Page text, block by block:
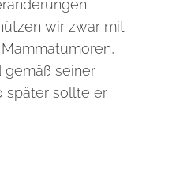
wir zwar mit
gemäß seiner
später sollte er